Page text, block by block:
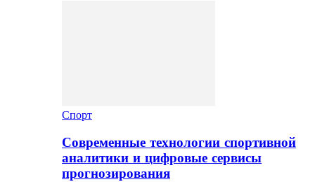
Спорт
Современные технологии спортивной
аналитики и цифровые сервисы
прогнозирования